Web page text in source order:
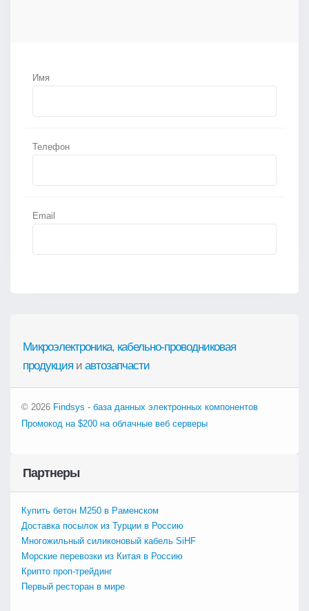
Имя
Телефон
Email
Микроэлектроника, кабельно-проводниковая
продукция и автозапчасти
© 2026 Findsys - база данных электронных компонентов
Промокод на $200 на облачные веб серверы
Партнеры
Купить бетон М250 в Раменском
Доставка посылок из Турции в Россию
Многожильный силиконовый кабель SiHF
Морские перевозки из Китая в Россию
Крипто проп-трейдинг
Первый ресторан в мире